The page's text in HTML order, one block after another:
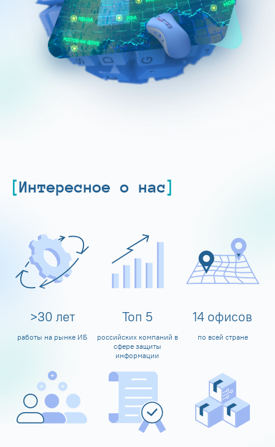
Интересное о нас
>30 лет
работы на рынке ИБ
Топ 5
российских компаний в
сфере защиты
информации
14 офисов
по всей стране